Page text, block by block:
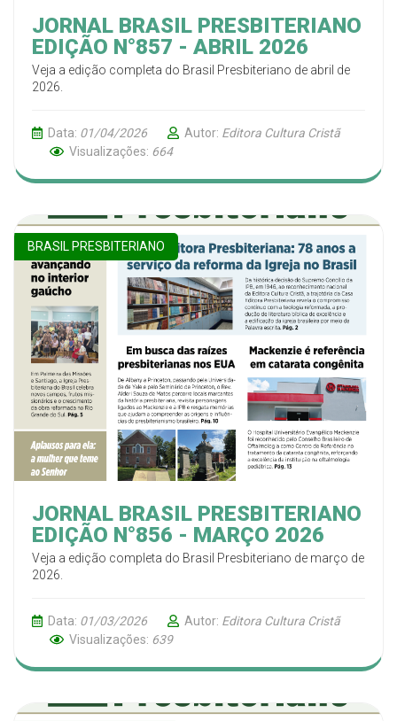
JORNAL BRASIL PRESBITERIANO
EDIÇÃO N°857 - ABRIL 2026
Veja a edição completa do Brasil Presbiteriano de abril de
2026.
Data: 01/04/2026 Autor: Editora Cultura Cristã
Visualizações: 664
BRASIL PRESBITERIANO
JORNAL BRASIL PRESBITERIANO
EDIÇÃO N°856 - MARÇO 2026
Veja a edição completa do Brasil Presbiteriano de março de
2026.
Data: 01/03/2026 Autor: Editora Cultura Cristã
Visualizações: 639